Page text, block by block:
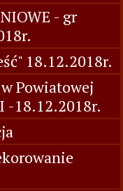
- gr
18.12.2018r.
Powiatowej
-18.12.2018r.